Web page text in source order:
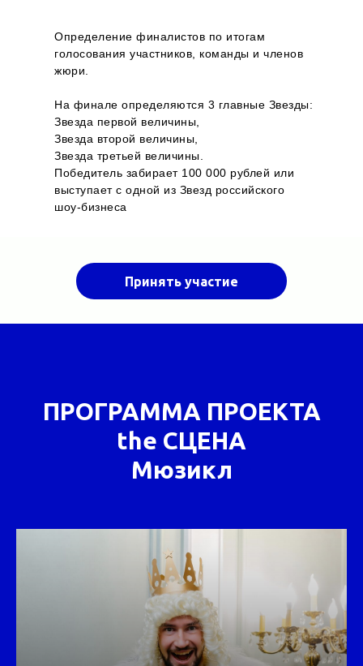
Определение финалистов по итогам
голосования участников, команды и членов
жюри.
На финале определяются 3 главные Звезды:
Звезда первой величины,
Звезда второй величины,
Звезда третьей величины.
Победитель забирает 100 000 рублей или
выступает с одной из Звезд российского
шоу-бизнеса
Принять участие
ПРОГРАММА ПРОЕКТА
the СЦЕНА
Мюзикл